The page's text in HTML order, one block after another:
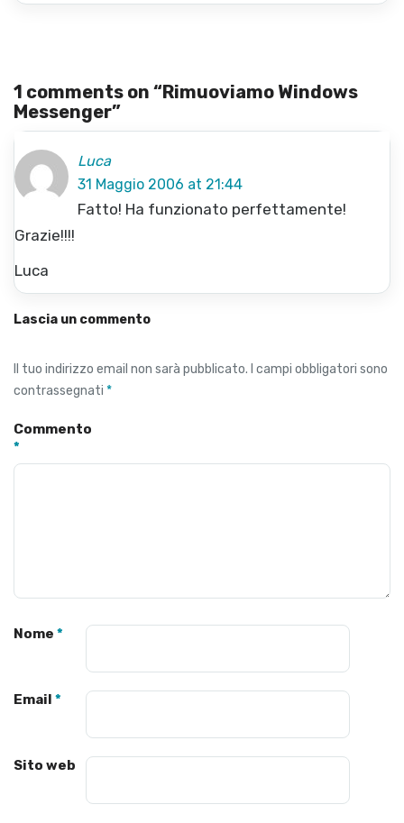
1 comments on “Rimuoviamo Windows
Messenger”
Luca
31 Maggio 2006 at 21:44
Fatto! Ha funzionato perfettamente!
Grazie!!!!
Luca
Lascia un commento
Il tuo indirizzo email non sarà pubblicato. I campi obbligatori sono
contrassegnati *
Commento
*
Nome *
Email *
Sito web